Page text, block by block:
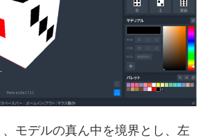
モデルの真ん中を境界とし、左